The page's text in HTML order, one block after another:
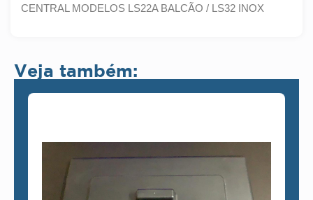
CENTRAL MODELOS LS22A BALCÃO / LS32 INOX
Veja também: